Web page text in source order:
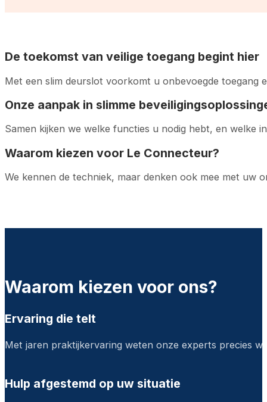
De toekomst van veilige toegang begint hier
Met een slim deurslot voorkomt u onbevoegde toegang
Onze aanpak in slimme
Samen kijken we welke functies u nodig hebt, en welke
Waarom kiezen voor Le Connecteur?
We kennen de techniek, maar denken ook mee met uw
Waarom kiezen voor ons?
Ervaring die telt
Met jaren praktijkervaring weten onze experts precies
Hulp afgestemd op uw situatie